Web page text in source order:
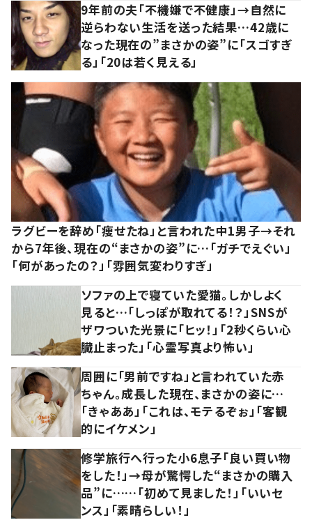
9年前の夫「不機嫌で不健康」→自然に
逆らわない生活を送った結果…42歳に
なった現在の”まさかの姿”に「スゴすぎ
る」「20は若く見える」
ラグビーを辞め「痩せたね」と言われた中1男子→それ
から7年後、現在の“まさかの姿”に…「ガチでえぐい」
「何があったの？」「雰囲気変わりすぎ」
ソファの上で寝ていた愛猫。しかしよく
見ると…「しっぽが取れてる！？」SNSが
ザワついた光景に「ヒッ！」「2秒くらい心
臓止まった」「心霊写真より怖い」
周囲に「男前ですね」と言われていた赤
ちゃん。成長した現在、まさかの姿に…
「きゃああ」「これは、モテるぞぉ」「客観
的にイケメン」
修学旅行へ行った小6息子「良い買い物
をした！」→母が驚愕した“まさかの購入
品”に……「初めて見ました！」「いいセ
ンス」「素晴らしい！」